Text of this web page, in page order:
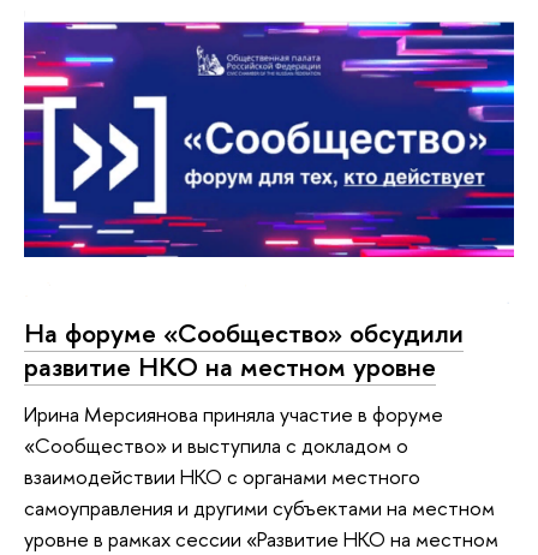
На форуме «Сообщество» обсудили
развитие НКО на местном уровне
Ирина Мерсиянова приняла участие в форуме
«Сообщество» и выступила с докладом о
взаимодействии НКО с органами местного
самоуправления и другими субъектами на местном
уровне в рамках сессии «Развитие НКО на местном